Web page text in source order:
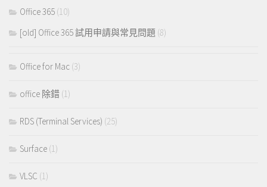
Office 365 (10)
[old] Office 365 試用申請與常見問題 (8)
Office for Mac (3)
office 除錯 (1)
RDS (Terminal Services) (25)
Surface (1)
VLSC (1)